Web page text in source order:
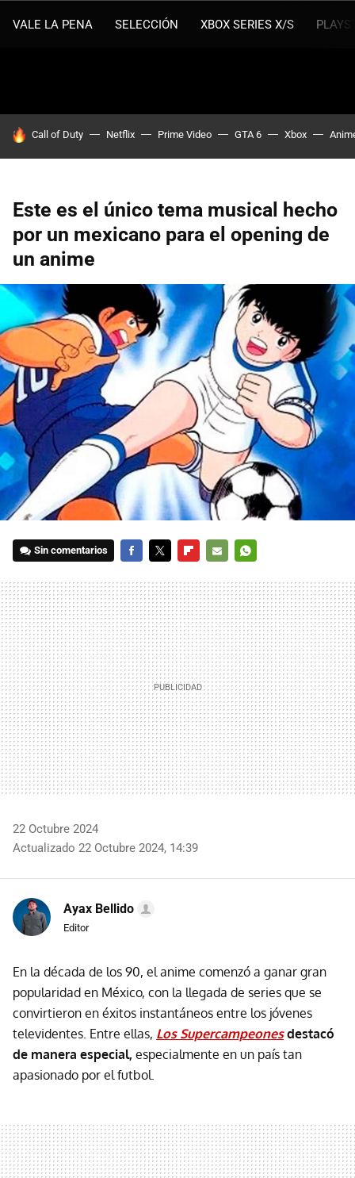
VALE LA PENA SELECCIÓN XBOX SERIES X/S
HOY SE HABLA DE
Call of Duty Netflix Prime Video GTA 6 Xbox
Este es el único tema musical hecho
por un mexicano para el opening de
un anime
Sin comentarios
MAIL
22 Octubre 2024
Actualizado 22 Octubre 2024, 14:39
Ayax Bellido
Editor
En la década de los 90, el anime comenzó a ganar gran
popularidad en México, con la llegada de series que se
convirtieron en éxitos instantáneos entre los jóvenes
televidentes. Entre ellas, Los Supercampeonesdestacó
de manera especial, especialmente en un país tan
apasionado por el futbol.